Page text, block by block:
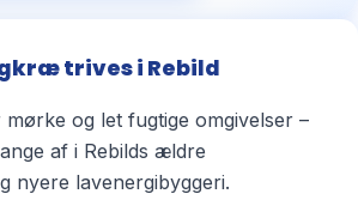
trives i Rebild
og let fugtige omgivelser –
af i Rebilds ældre
nyere lavenergibyggeri.